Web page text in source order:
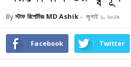
By স্টাফ রিপোর্টারঃ MD Ashik - জুলাই ১, ২০১৯
Facebook Twitter